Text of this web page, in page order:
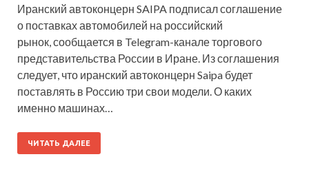
Иранский автоконцерн SAIPA подписал соглашение
о поставках автомобилей на российский
рынок, сообщается в Telegram-канале торгового
представительства России в Иране. Из соглашения
следует, что иранский автоконцерн Saipa будет
поставлять в Россию три свои модели. О каких
именно машинах…
ЧИТАТЬ ДАЛЕЕ